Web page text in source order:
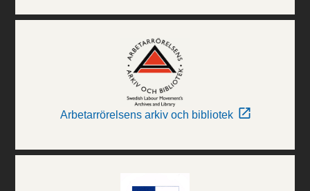
Arbetarrörelsens arkiv och bibliotek